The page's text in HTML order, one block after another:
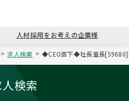
戻る
戻る
戻る
戻る
戻る
人材採用をお考えの企業様
求人検索 ◆CEO直下◆社長室長[59680]
検索